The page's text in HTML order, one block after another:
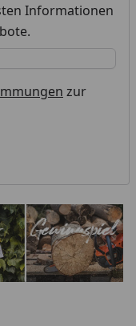
Informationen
zur